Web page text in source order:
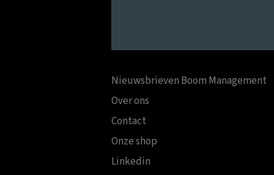
Nieuwsbrieven Boom Management
Over ons
Contact
Onze shop
Linkedin